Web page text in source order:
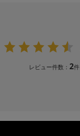
レビュー件数： 2件